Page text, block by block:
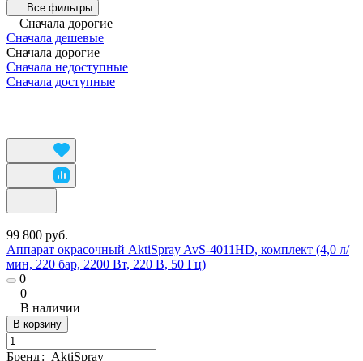
Все фильтры
Сначала дорогие
Сначала дешевые
Сначала дорогие
Сначала недоступные
Сначала доступные
99 800 руб.
Аппарат окрасочный AktiSpray AvS-4011HD, комплект (4,0 л/
мин, 220 бар, 2200 Вт, 220 В, 50 Гц)
0
0
В наличии
В корзину
Бренд: AktiSpray